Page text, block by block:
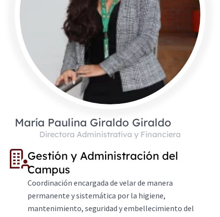
María Paulina Giraldo Giraldo
Directora Administrativa y Financiera
Gestión y Administración del
Campus
Coordinación encargada de velar de manera
permanente y sistemática por la higiene,
mantenimiento, seguridad y embellecimiento del